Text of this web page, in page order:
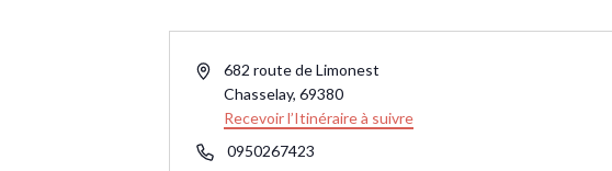
Adresse682 route de Limonest
Chasselay, 69380
Recevoir l’Itinéraire à suivre
Téléphone
0950267423